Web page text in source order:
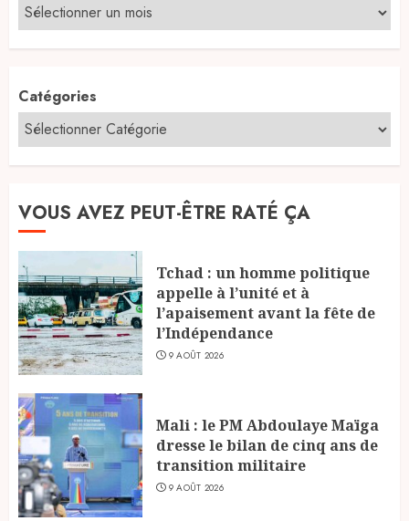
Catégories
VOUS AVEZ PEUT-ÊTRE RATÉ ÇA
Tchad : un homme politique
appelle à l’unité et à
l’apaisement avant la fête de
l’Indépendance
9 AOÛT 2026
Mali : le PM Abdoulaye Maïga
dresse le bilan de cinq ans de
transition militaire
9 AOÛT 2026